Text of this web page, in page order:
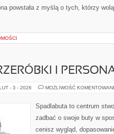
powstała z myślą o tych, którzy
I
- 3 - 2026 MOŻLIWOŚĆ
Spadlabuta to centrum
zadbać o swoje buty w
cenisz wygląd,